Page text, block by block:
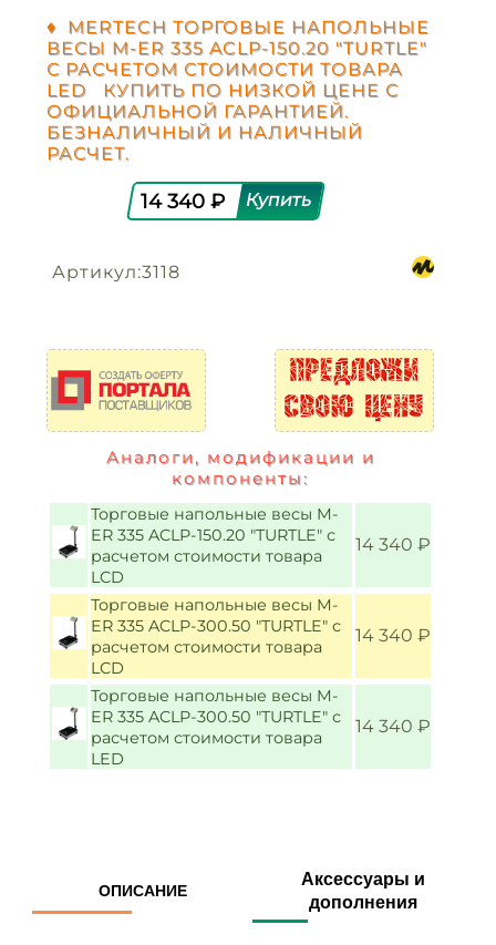
♦ MERTECH ТОРГОВЫЕ НАПОЛЬНЫЕ
ВЕСЫ M-ER 335 ACLP-150.20 "TURTLE"
С РАСЧЕТОМ СТОИМОСТИ ТОВАРА
LED КУПИТЬ ПО НИЗКОЙ ЦЕНЕ С
ОФИЦИАЛЬНОЙ ГАРАНТИЕЙ.
БЕЗНАЛИЧНЫЙ И НАЛИЧНЫЙ
РАСЧЕТ.
14 340 ₽
Артикул:3118
Аналоги, модификации и
компоненты:
Торговые напольные весы M-
ER 335 ACLP-150.20 "TURTLE" с
расчетом стоимости товара
LCD
14 340 ₽
Торговые напольные весы M-
ER 335 ACLP-300.50 "TURTLE" с
расчетом стоимости товара
LCD
14 340 ₽
Торговые напольные весы M-
ER 335 ACLP-300.50 "TURTLE" с
расчетом стоимости товара
LED
14 340 ₽
ОПИСАНИЕ
Аксессуары и
дополнения